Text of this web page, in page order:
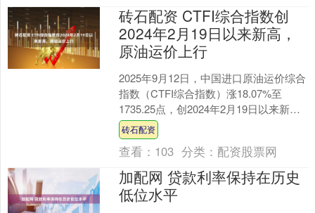
砖石配资 CTFI综合指数创
2024年2月19日以来新高，
原油运价上行
2025年9月12日，中国进口原油运价综合
指数（CTFI综合指数）涨18.07%至
1735.25点，创2024年2月19日以来新
高，原油运价上行，油运相关股票或....
砖石配资
查看： 103 分类： 配资股票网
加配网 贷款利率保持在历史
低位水平